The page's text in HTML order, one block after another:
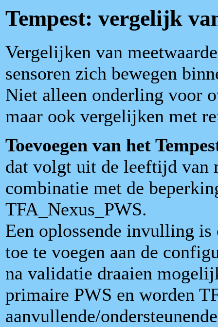
Tempest: vergelijk
Vergelijken van
sensoren zich bewegen
Niet alleen onderling voor
maar ook vergelijken met
Toevoegen van het
dat volgt uit de leeftijd van
combinatie met de
TFA_Nexus_PWS.
Een oplossende invulling
toe te voegen aan de
na validatie draaien
primaire PWS en worden
aanvullende/